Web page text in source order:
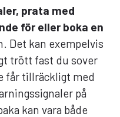
prata med
för eller boka en
Det kan exempelvis
trött fast du sover
får tillräckligt med
på
kan vara både